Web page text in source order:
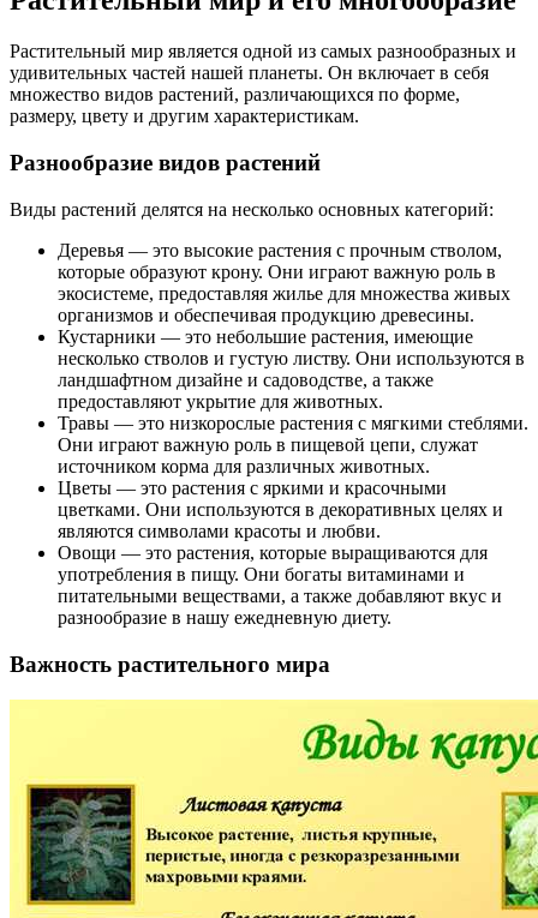
Растительный мир является одной из самых разнообразных и
удивительных частей нашей планеты. Он включает в себя
множество видов растений, различающихся по форме,
размеру, цвету и другим характеристикам.
Разнообразие видов растений
Виды растений делятся на несколько основных категорий:
Деревья — это высокие растения с прочным стволом,
которые образуют крону. Они играют важную роль в
экосистеме, предоставляя жилье для множества живых
организмов и обеспечивая продукцию древесины.
Кустарники — это небольшие растения, имеющие
несколько стволов и густую листву. Они используются в
ландшафтном дизайне и садоводстве, а также
предоставляют укрытие для животных.
Травы — это низкорослые растения с мягкими стеблями.
Они играют важную роль в пищевой цепи, служат
источником корма для различных животных.
Цветы — это растения с яркими и красочными
цветками. Они используются в декоративных целях и
являются символами красоты и любви.
Овощи — это растения, которые выращиваются для
употребления в пищу. Они богаты витаминами и
питательными веществами, а также добавляют вкус и
разнообразие в нашу ежедневную диету.
Важность растительного мира